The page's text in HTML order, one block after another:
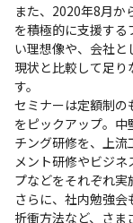
また、2020年8月か
を積極的に支援す
い理想像や、会社と
現状と比較して足
す。
セミナーは定額制
をピックアップ。
チング研修を、上
メント研修やビジ
プなどをそれぞれ実
さらに、社内勉強
折衝方法など、さま